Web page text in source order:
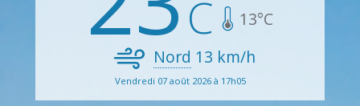
13°C
Nord 13 km/h
Vendredi 07 août 2026 à 17h05